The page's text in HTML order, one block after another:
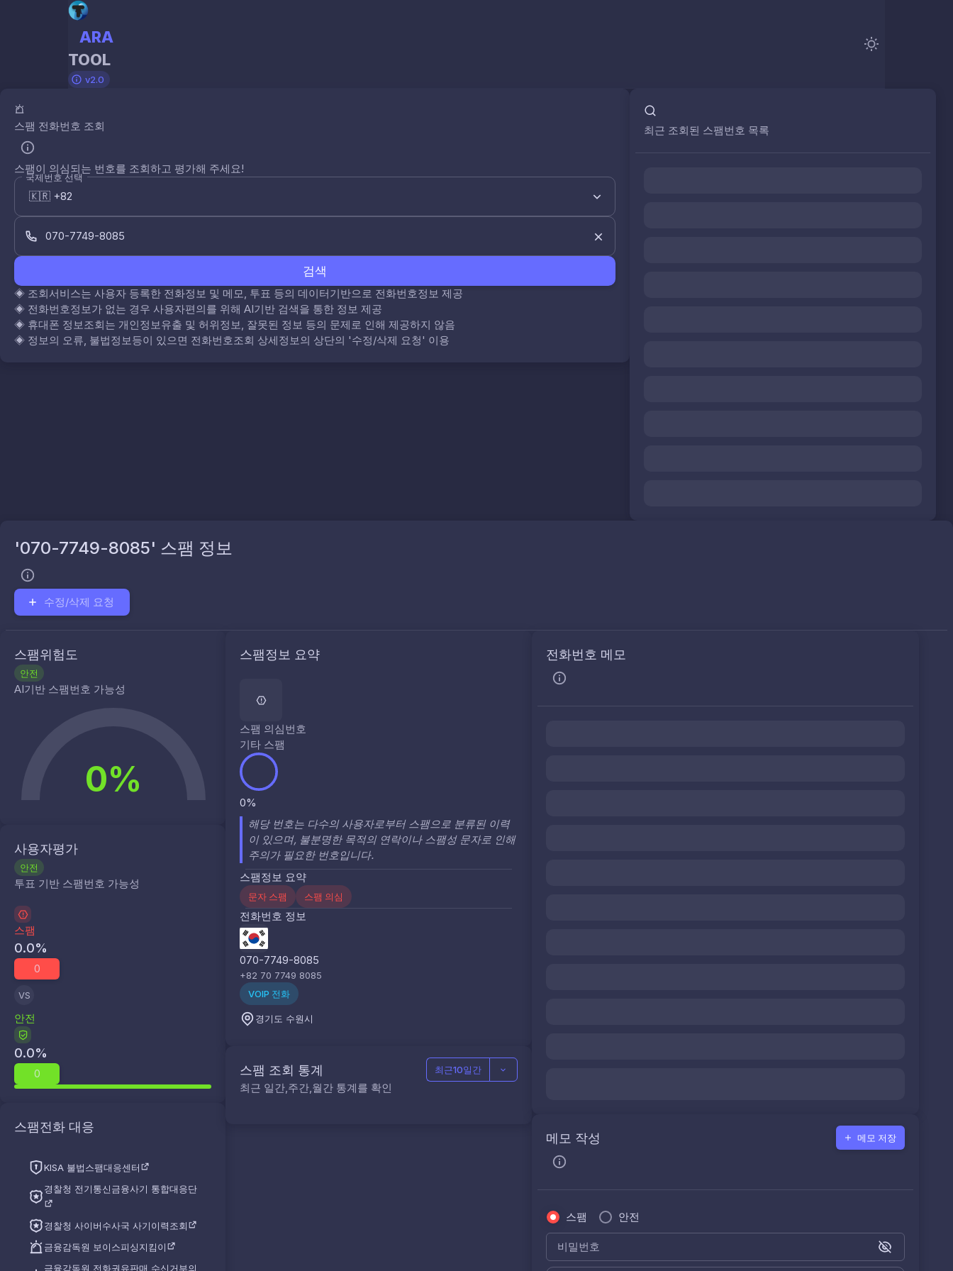
ARA
TOOL
v2.0
스팸 전화번호 조회
스팸이 의심되는 번호를 조회하고 평가해 주세요!
국제번호 선택
검색
◈ 조회서비스는 사용자 등록한 전화정보 및 메모, 투표 등의 데이터기반으로 전화번호정보 제공
◈ 전화번호정보가 없는 경우 사용자편의를 위해 AI기반 검색을 통한 정보 제공
◈ 휴대폰 정보조회는 개인정보유출 및 허위정보, 잘못된 정보 등의 문제로 인해 제공하지 않음
◈ 정보의 오류, 불법정보등이 있으면 전화번호조회 상세정보의 상단의 '수정/삭제 요청' 이용
최근 조회된 스팸번호 목록
'070-7749-8085' 스팸 정보
수정/삭제 요청
스팸위험도
안전
AI기반 스팸번호 가능성
0%
사용자평가
안전
투표 기반 스팸번호 가능성
스팸
0.0%
0
VS
안전
0.0%
0
스팸전화 대응
KISA 불법스팸대응센터
경찰청 전기통신금융사기 통합대응단
경찰청 사이버수사국 사기이력조회
금융감독원 보이스피싱지킴이
금융감독원 전화권유판매 수신거부의
스팸정보 요약
스팸 의심번호
기타 스팸
0%
해당 번호는 다수의 사용자로부터 스팸으로 분류된 이력
이 있으며, 불분명한 목적의 연락이나 스팸성 문자로 인해
주의가 필요한 번호입니다.
스팸정보 요약
문자 스팸 스팸 의심
전화번호 정보
070-7749-8085
+82 70 7749 8085
VOIP 전화
경기도 수원시
스팸 조회 통계
최근 일간,주간,월간 통계를 확인
최근10일간
전화번호 메모
메모 작성 메모 저장
스팸 안전
비밀번호